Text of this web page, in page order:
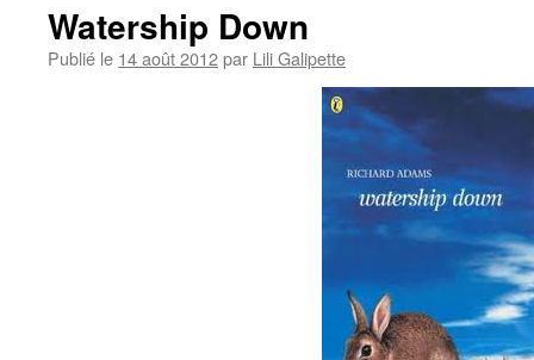
Watership Down
Publié le 14 août 2012par Lili Galipette